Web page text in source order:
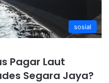
sosial
Pagar Laut
Segara Jaya?